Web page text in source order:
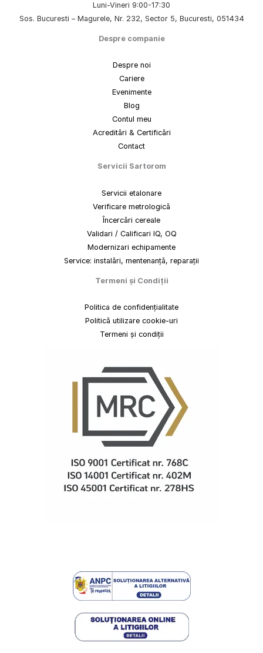
Luni-Vineri 9:00-17:30
Sos. Bucuresti – Magurele, Nr. 232, Sector 5, Bucuresti, 051434
Despre companie
Despre noi
Cariere
Evenimente
Blog
Contul meu
Acreditări & Certificări
Contact
Servicii Sartorom
Servicii etalonare
Verificare metrologică
Încercări cereale
Validari / Calificari IQ, OQ
Modernizari echipamente
Service: instalări, mentenanță, reparații
Termeni și Condiții
Politica de confidențialitate
Politică utilizare cookie-uri
Termeni și condiții